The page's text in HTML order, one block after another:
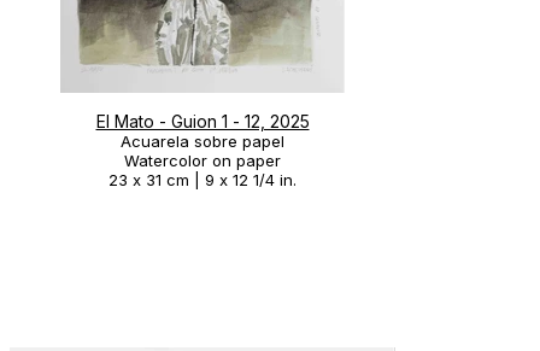
El Mato - Guion 1 - 12, 2025
Acuarela sobre papel
Watercolor on paper
23 x 31 cm | 9 x 12 1/4 in.